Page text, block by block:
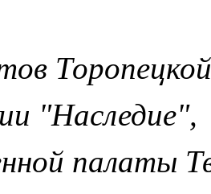
"Наследие",
палаты